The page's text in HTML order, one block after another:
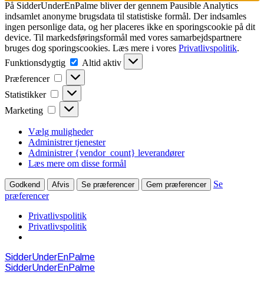
På SidderUnderEnPalme bliver der gennem Pausible Analytics
indsamlet anonyme brugsdata til statistiske formål. Der indsamles
ingen personlige data, og her placeres ikke en sporingscookie på dit
device. Til markedsføringsformål med vores samarbejdspartnere
bruges dog sporingscookies. Læs mere i vores Privatlivspolitik.
Funktionsdygtig
Funktionsdygtig
Altid aktiv
Præferencer
Præferencer
Statistikker Statistikker
Marketing Marketing
Vælg muligheder
Administrer tjenester
Administrer {vendor_count} leverandører
Læs mere om disse formål
Godkend Afvis Se præferencer Gem præferencer
Se
præferencer
Privatlivspolitik
Privatlivspolitik
SidderUnderEnPalme
SidderUnderEnPalme